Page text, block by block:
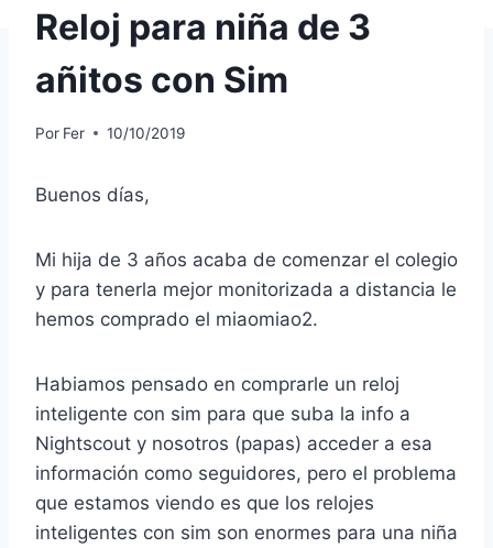
Reloj para niña de 3
añitos con Sim
Por Fer 10/10/2019
Buenos días,
Mi hija de 3 años acaba de comenzar el colegio
y para tenerla mejor monitorizada a distancia le
hemos comprado el miaomiao2.
Habiamos pensado en comprarle un reloj
inteligente con sim para que suba la info a
Nightscout y nosotros (papas) acceder a esa
información como seguidores, pero el problema
que estamos viendo es que los relojes
inteligentes con sim son enormes para una niña